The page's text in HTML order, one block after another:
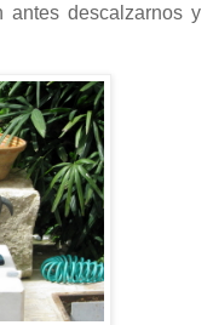
antes descalzarnos y